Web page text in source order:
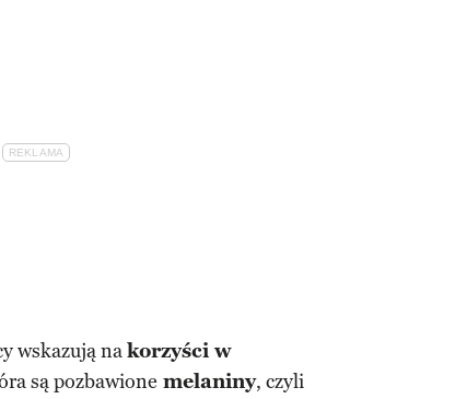
wskazują nakorzyści w
są pozbawione melaniny, czyli